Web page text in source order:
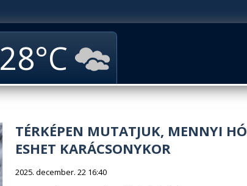
28
TÉRKÉPEN MUTATJUK, MENNYI HÓ
ESHET KARÁCSONYKOR
2025. december. 22 16:40